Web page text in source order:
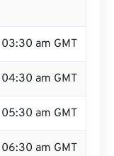
03:30 am GMT
04:30 am GMT
05:30 am GMT
06:30 am GMT